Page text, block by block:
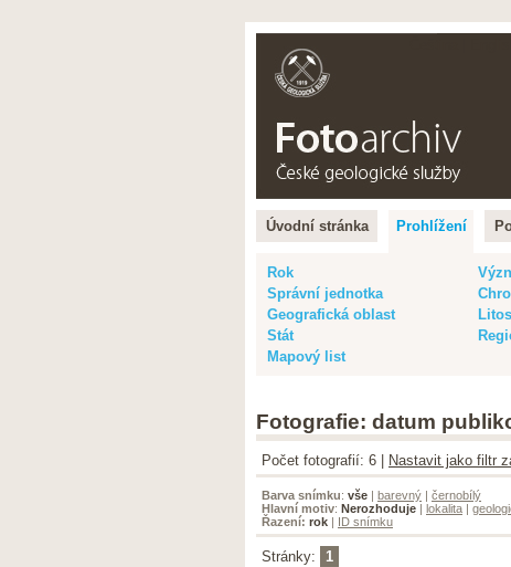
Úvodní stránka Prohlížení
Rok
Správní jednotka
Geografická oblast
Stát
Mapový list
Fotografie: datum
Počet fotografií: 6 | Nastavit jako filtr
Barva snímku: vše | barevný | černobílý
Hlavní motiv: Nerozhoduje | lokalita |
Řazení: rok | ID snímku
Stránky: 1